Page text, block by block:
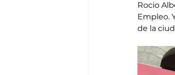
Rocio
Empleo.
de la